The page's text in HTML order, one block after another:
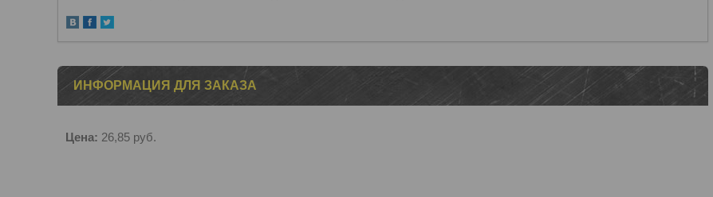
ИНФОРМАЦИЯ ДЛЯ ЗАКАЗА
Цена: 26,85 руб.